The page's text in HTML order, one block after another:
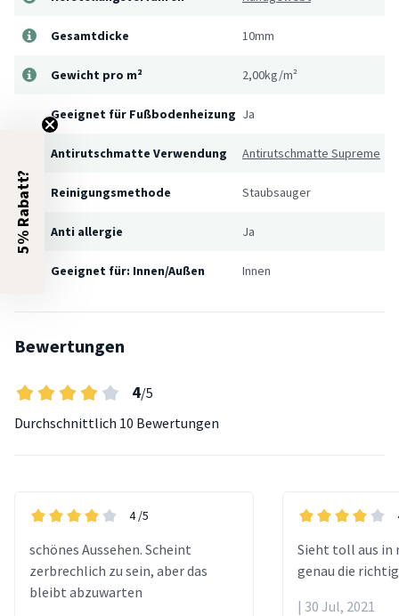
Gesamtdicke 10mm
Gewicht pro m² 2,00kg/m²
Geeignet für Fußbodenheizung Ja
Antirutschmatte Verwendung Antirutschmatte Supreme
Reinigungsmethode Staubsauger
Anti allergie Ja
Geeignet für: Innen/Außen Innen
Bewertungen
4/5
Durchschnittlich 10 Bewertungen
4 /5
schönes Aussehen. Scheint
zerbrechlich zu sein, aber das
bleibt abzuwarten
Sieht toll aus in
genau die
| 30 Jul, 2021
5% Rabatt?